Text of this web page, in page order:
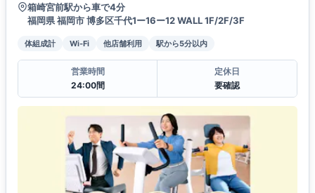
箱崎宮前駅から車で4分
福岡県 福岡市 博多区千代1ー16ー12 WALL 1F/2F/3F
体組成計 Wi-Fi 他店舗利用 駅から5分以内
営業時間
24:00間
定休日
要確認